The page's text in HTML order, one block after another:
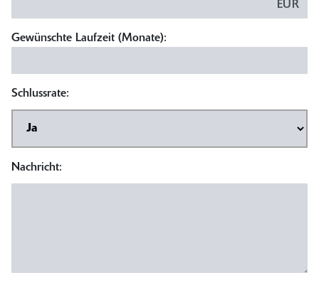
EUR
Gewünschte Laufzeit (Monate):
Schlussrate:
Nachricht: